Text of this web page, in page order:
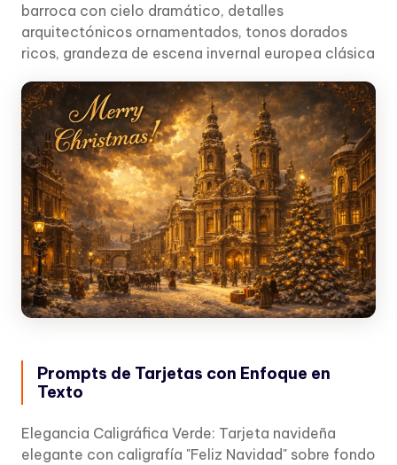
barroca con cielo dramático, detalles
arquitectónicos ornamentados, tonos dorados
ricos, grandeza de escena invernal europea clásica
Prompts de Tarjetas con Enfoque en
Texto
Elegancia Caligráfica Verde: Tarjeta navideña
elegante con caligrafía "Feliz Navidad" sobre fondo